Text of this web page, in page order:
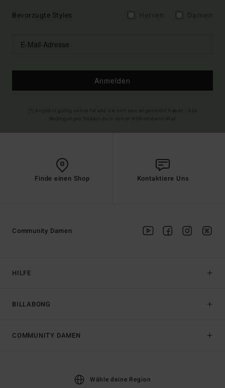
Bevorzugte Styles
Anmelden
Finde einen Shop Kontaktiere Uns
HILFE
BILLABONG
Community Damen
COMMUNITY DAMEN
Wähle deine Region